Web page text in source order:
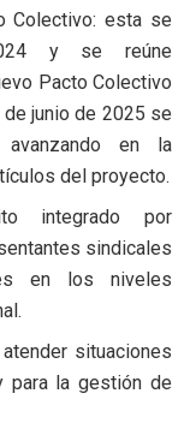
Colectivo: esta se
y se reúne
Pacto Colectivo
junio de 2025 se
en la
del proyecto.
integrado por
sindicales
en los niveles
situaciones
para la gestión de